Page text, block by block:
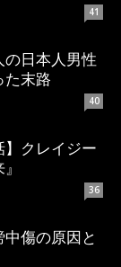
41
の日本人男性
た末路
40
】クレイジー
36
傷の原因と